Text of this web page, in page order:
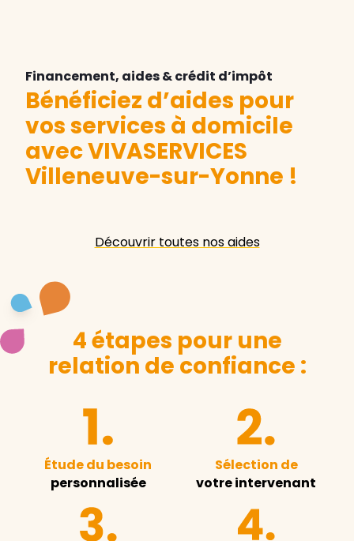
Financement, aides & crédit d’impôt
Bénéficiez d’aides pour
vos services à domicile
avec VIVASERVICES
Villeneuve-sur-Yonne !
Découvrir toutes nos aides
4 étapes pour une
relation de confiance :
Étude du besoin
personnalisée
Sélection de
votre intervenant